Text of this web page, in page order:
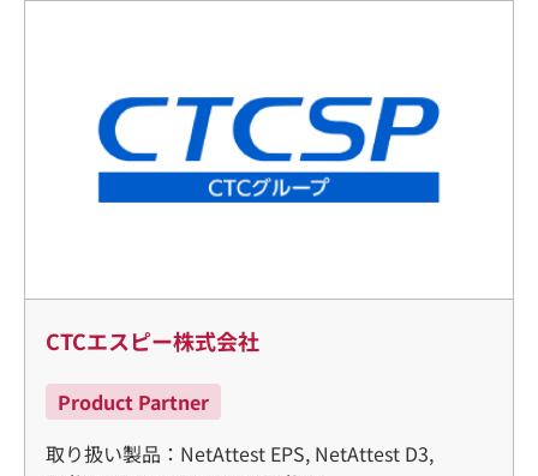
CTCエスピー株式会社
Product Partner
取り扱い製品：NetAttest EPS, NetAttest D3,